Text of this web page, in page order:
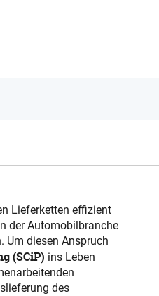
Lieferketten effizient
der Automobilbranche
Um diesen Anspruch
(SCiP) ins Leben
des